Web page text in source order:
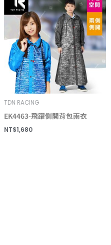
TDN RACING
EK4463-飛躍側開背包雨衣
NT$1,680